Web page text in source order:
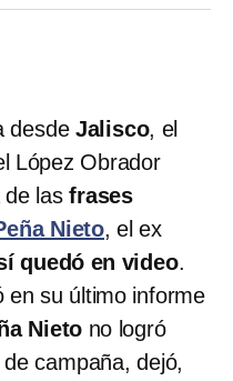
desde Jalisco, el
López Obrador
de lasfrases
Nieto, el ex
quedó en video.
en su último informe
Nieto no logró
campaña, dejó,